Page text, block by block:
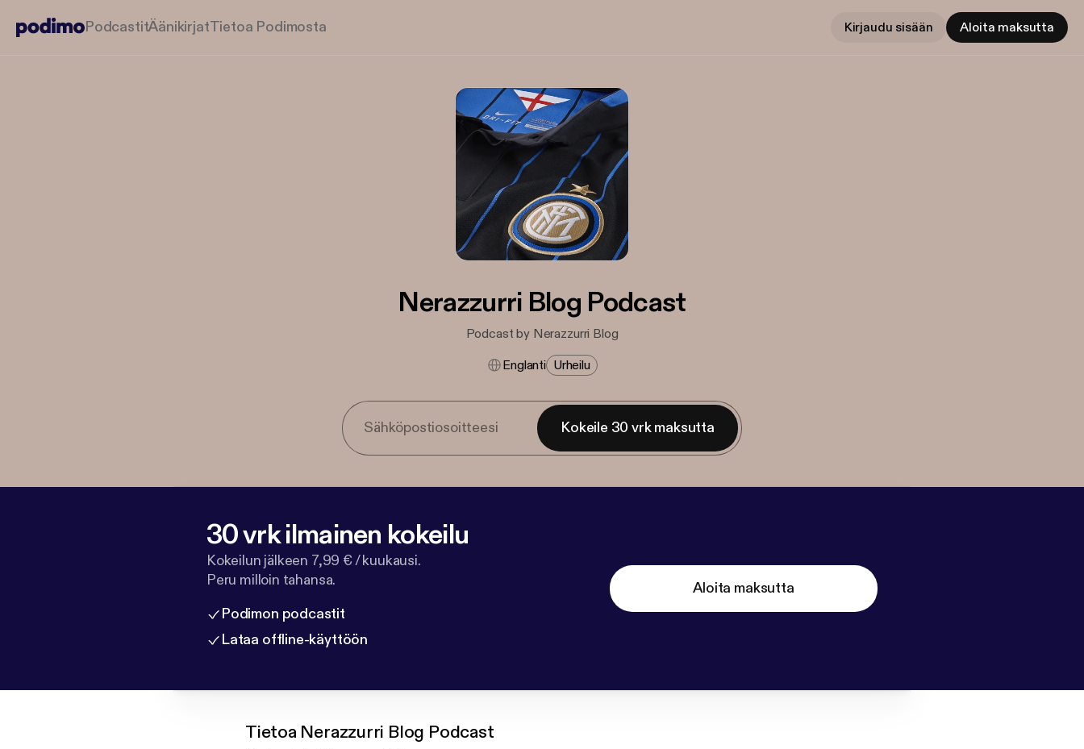
PodcastitÄänikirjatTietoa Podimosta Kirjaudu sisään Aloita maksutta
Nerazzurri Blog Podcast
Podcast by Nerazzurri Blog
Englanti Urheilu
Kokeile 30 vrk maksutta
30 vrk ilmainen kokeilu
Kokeilun jälkeen 7,99 € / kuukausi.
Peru milloin tahansa.
Podimon podcastit
Lataa offline-käyttöön
Aloita maksutta
Tietoa Nerazzurri Blog Podcast